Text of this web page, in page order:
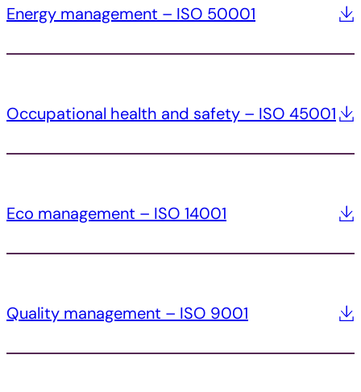
Energy management – ISO 50001
Occupational health and safety – ISO 45001
Eco management – ISO 14001
Quality management – ISO 9001